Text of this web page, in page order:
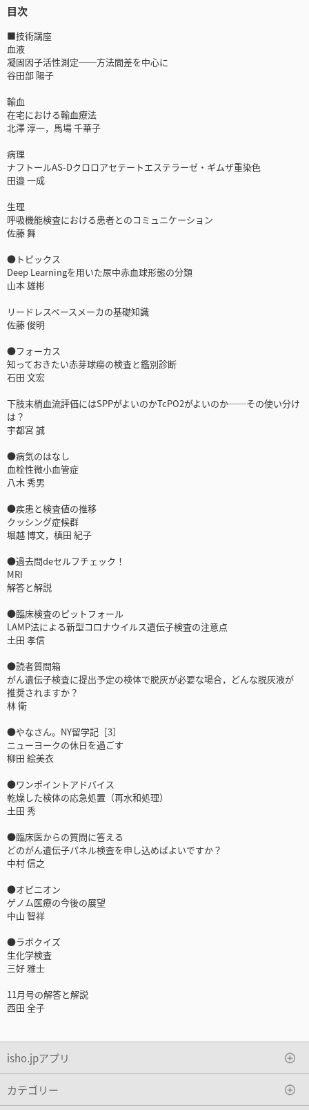
目次
■技術講座
血液
凝固因子活性測定──方法間差を中心に
谷田部 陽子
輸血
在宅における輸血療法
北澤 淳一，馬場 千華子
病理
ナフトールAS-Dクロロアセテートエステラーゼ・ギムザ重染色
田邉 一成
生理
呼吸機能検査における患者とのコミュニケーション
佐藤 舞
●トピックス
Deep Learningを用いた尿中赤血球形態の分類
山本 雄彬
リードレスペースメーカの基礎知識
佐藤 俊明
●フォーカス
知っておきたい赤芽球癆の検査と鑑別診断
石田 文宏
下肢末梢血流評価にはSPPがよいのかTcPO2がよいのか──その使い分け
は？
宇都宮 誠
●病気のはなし
血栓性微小血管症
八木 秀男
●疾患と検査値の推移
クッシング症候群
堀越 博文，槙田 紀子
●過去問deセルフチェック！
MRI
解答と解説
●臨床検査のピットフォール
LAMP法による新型コロナウイルス遺伝子検査の注意点
土田 孝信
●読者質問箱
がん遺伝子検査に提出予定の検体で脱灰が必要な場合，どんな脱灰液が
推奨されますか？
林 衛
●やなさん。NY留学記［3］
ニューヨークの休日を過ごす
柳田 絵美衣
●ワンポイントアドバイス
乾燥した検体の応急処置（再水和処理）
土田 秀
●臨床医からの質問に答える
どのがん遺伝子パネル検査を申し込めばよいですか？
中村 信之
●オピニオン
ゲノム医療の今後の展望
中山 智祥
●ラボクイズ
生化学検査
三好 雅士
11月号の解答と解説
西田 全子
isho.jpアプリ
カテゴリー